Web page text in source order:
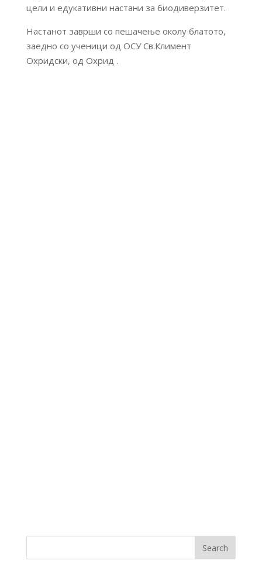
цели и едукативни настани за биодиверзитет.
Настанот заврши со пешачење околу блатото,
заедно со ученици од ОСУ Св.Климент
Охридски, од Охрид .